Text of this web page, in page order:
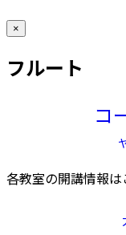
×
フルート
コ
各教室の開講情報は